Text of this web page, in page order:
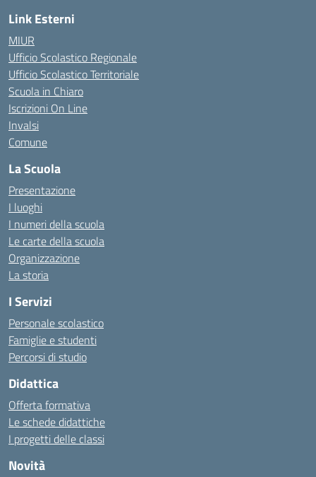
Link Esterni
MIUR
Ufficio Scolastico Regionale
Ufficio Scolastico Territoriale
Scuola in Chiaro
Iscrizioni On Line
Invalsi
Comune
La Scuola
Presentazione
I luoghi
I numeri della scuola
Le carte della scuola
Organizzazione
La storia
I Servizi
Personale scolastico
Famiglie e studenti
Percorsi di studio
Didattica
Offerta formativa
Le schede didattiche
I progetti delle classi
Novità